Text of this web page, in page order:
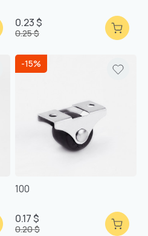
0.23 $
0.25 $
-15%
100
0.17 $
0.20 $